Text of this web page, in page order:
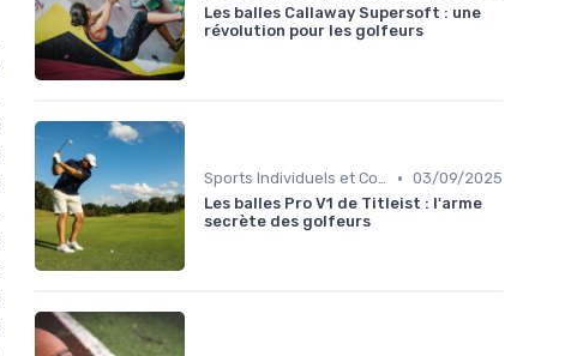
Les balles Callaway Supersoft : une
révolution pour les golfeurs
Sports Individuels et Collectifs • 03/09/2025
Les balles Pro V1 de Titleist : l'arme
secrète des golfeurs